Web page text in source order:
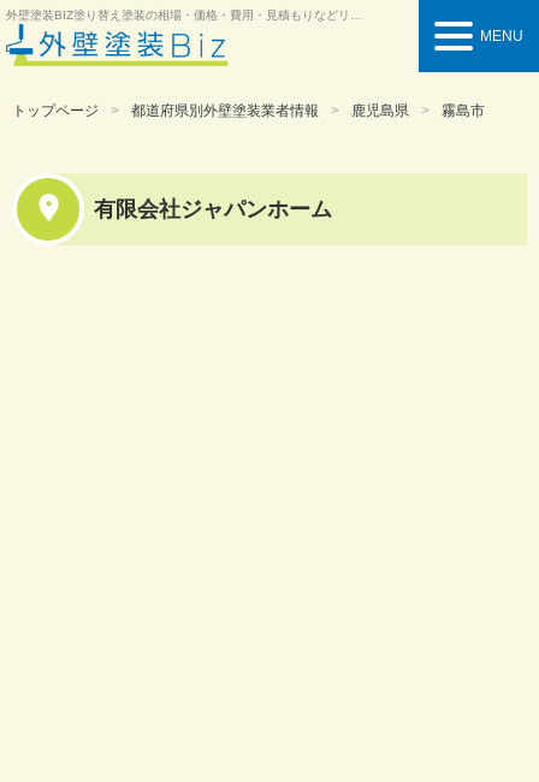
外壁塗装BIZ塗り替え塗装の相場・価格・費用・見積もりなどリフォーム情報を紹介
MENU
トップページ 都道府県別外壁塗装業者情報 鹿児島県 霧島市
有限会社ジャパンホーム